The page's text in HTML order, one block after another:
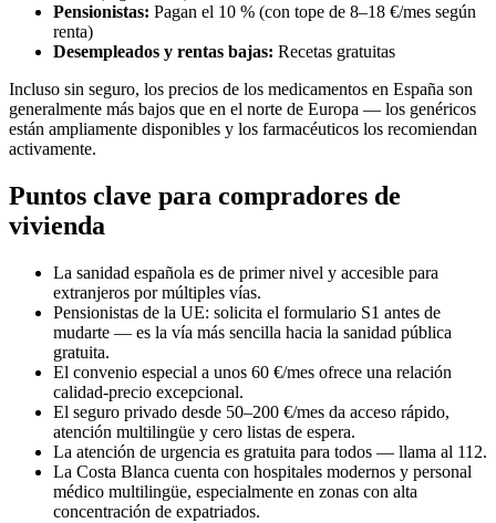
Pensionistas: Pagan el 10 % (con tope de 8–18 €/mes según
renta)
Desempleados y rentas bajas: Recetas gratuitas
Incluso sin seguro, los precios de los medicamentos en España son
generalmente más bajos que en el norte de Europa — los genéricos
están ampliamente disponibles y los farmacéuticos los recomiendan
activamente.
Puntos clave para compradores de
vivienda
La sanidad española es de primer nivel y accesible para
extranjeros por múltiples vías.
Pensionistas de la UE: solicita el formulario S1 antes de
mudarte — es la vía más sencilla hacia la sanidad pública
gratuita.
El convenio especial a unos 60 €/mes ofrece una relación
calidad-precio excepcional.
El seguro privado desde 50–200 €/mes da acceso rápido,
atención multilingüe y cero listas de espera.
La atención de urgencia es gratuita para todos — llama al 112.
La Costa Blanca cuenta con hospitales modernos y personal
médico multilingüe, especialmente en zonas con alta
concentración de expatriados.